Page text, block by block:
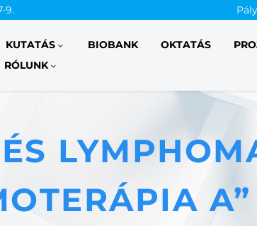
9.
KUTATÁS BIOBANK OKTATÁS
RÓLUNK
A”